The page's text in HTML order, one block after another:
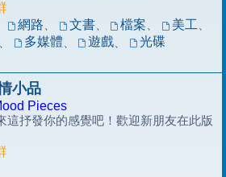
網路 文書、 檔案 美工
多媒體 遊戲
光碟
小品
Pieces
這抒發你的感覺吧！歡迎新朋友在此版